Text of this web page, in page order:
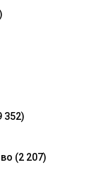
352)
(2 207)